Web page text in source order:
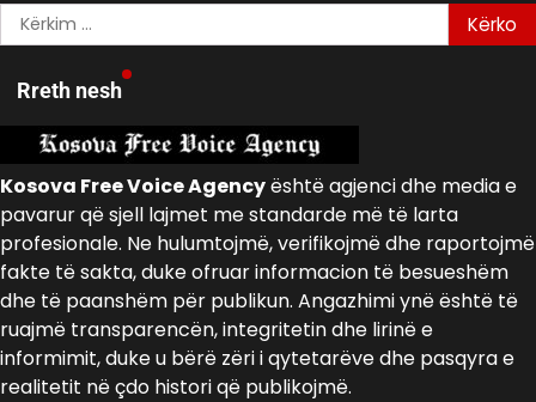
Kërko
për:
Rreth nesh
Kosova Free Voice Agencyështë agjenci dhe media e
pavarur që sjell lajmet me standarde më të larta
profesionale. Ne hulumtojmë, verifikojmë dhe raportojmë
fakte të sakta, duke ofruar informacion të besueshëm
dhe të paanshëm për publikun. Angazhimi ynë është të
ruajmë transparencën, integritetin dhe lirinë e
informimit, duke u bërë zëri i qytetarëve dhe pasqyra e
realitetit në çdo histori që publikojmë.